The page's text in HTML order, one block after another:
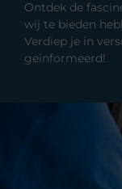
Ontdek de
wij te bieden
Verdiep je in
geïnformeerd!